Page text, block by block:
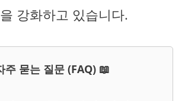
강화하고 있습니다.
주 묻는 질문 (FAQ) 📖